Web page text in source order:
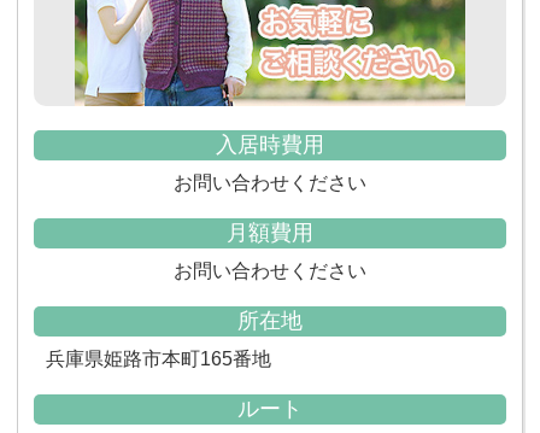
入居時費用
お問い合わせください
月額費用
お問い合わせください
所在地
兵庫県姫路市本町165番地
ルート